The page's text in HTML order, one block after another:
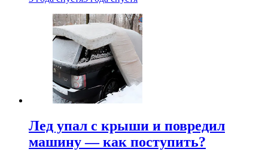
Лед упал с крыши и повредил
машину — как поступить?